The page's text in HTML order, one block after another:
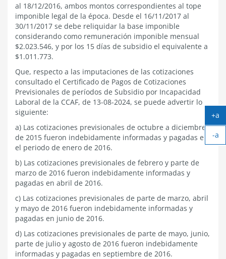
al 18/12/2016, ambos montos correspondientes al tope
imponible legal de la época. Desde el 16/11/2017 al
30/11/2017 se debe reliquidar la base imponible
considerando como remuneración imponible mensual
$2.023.546, y por los 15 días de subsidio el equivalente a
$1.011.773.
Que, respecto a las imputaciones de las cotizaciones
consultado el Certificado de Pagos de Cotizaciones
Previsionales de períodos de Subsidio por Incapacidad
Laboral de la CCAF, de 13-08-2024, se puede advertir lo
siguiente:
a) Las cotizaciones previsionales de octubre a diciembre
de 2015 fueron indebidamente informadas y pagadas en
el periodo de enero de 2016.
b) Las cotizaciones previsionales de febrero y parte de
marzo de 2016 fueron indebidamente informadas y
pagadas en abril de 2016.
c) Las cotizaciones previsionales de parte de marzo, abril
y mayo de 2016 fueron indebidamente informadas y
pagadas en junio de 2016.
d) Las cotizaciones previsionales de parte de mayo, junio,
parte de julio y agosto de 2016 fueron indebidamente
informadas y pagadas en septiembre de 2016.
+a
-a